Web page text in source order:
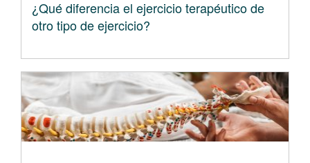
¿Qué diferencia el ejercicio terapéutico de
otro tipo de ejercicio?